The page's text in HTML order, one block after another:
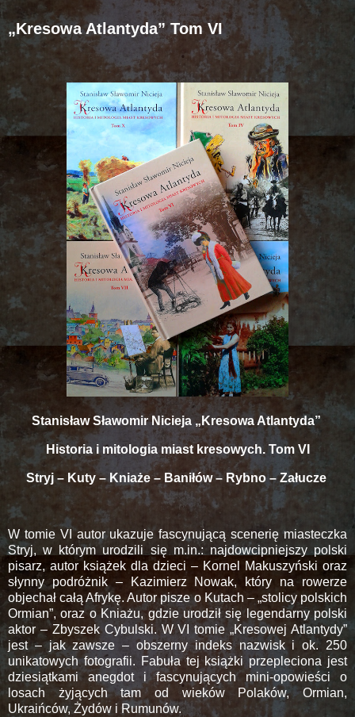
„Kresowa Atlantyda” Tom VI
Stanisław Sławomir Nicieja „Kresowa Atlantyda”
Historia i mitologia miast kresowych. Tom VI
Stryj – Kuty – Kniaże – Baniłów – Rybno – Załucze
W tomie VI autor ukazuje fascynującą scenerię miasteczka
Stryj, w którym urodzili się m.in.: najdowcipniejszy polski
pisarz, autor książek dla dzieci – Kornel Makuszyński oraz
słynny podróżnik – Kazimierz Nowak, który na rowerze
objechał całą Afrykę. Autor pisze o Kutach – „stolicy polskich
Ormian”, oraz o Kniażu, gdzie urodził się legendarny polski
aktor – Zbyszek Cybulski. W VI tomie „Kresowej Atlantydy”
jest – jak zawsze – obszerny indeks nazwisk i ok. 250
unikatowych fotografii. Fabuła tej książki przepleciona jest
dziesiątkami anegdot i fascynujących mini-opowieści o
losach żyjących tam od wieków Polaków, Ormian,
Ukraińców, Żydów i Rumunów.